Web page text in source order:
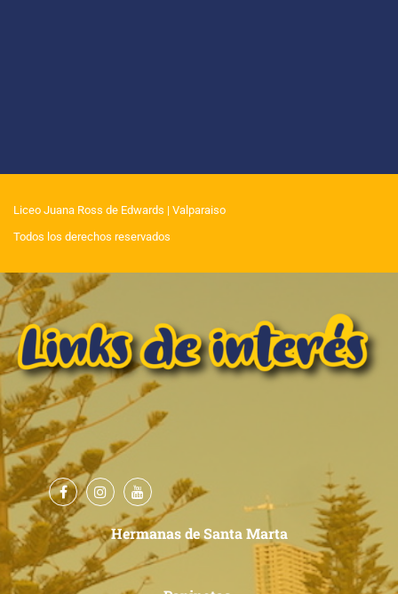
Liceo Juana Ross de Edwards | Valparaiso
Todos los derechos reservados
Hermanas de Santa Marta